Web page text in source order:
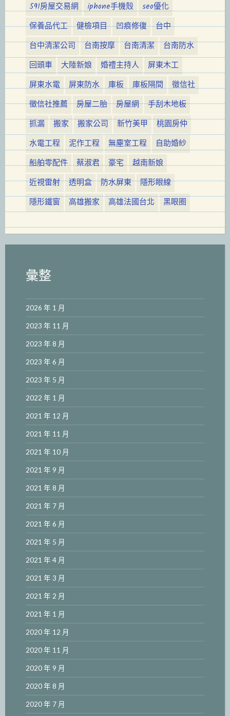
591房屋交易網 iphone手機殼
seo優化
保養品代工
健檢項目 凹痕修復
台中
台中清潔公司
台南按摩 台南清潔
台南防水
回頭車
大陸新娘 婚禮主持人
屏東木工
屏東水電
屏東防水 庫板 庫板隔間
徵信社
徵信社推薦
房屋二胎 房屋網
手刮木地板
抓漏
搬家 搬家公司 新竹美甲
桃園房仲
水電工程
泥作工程 無塵室工程
自助婚紗
船舶零配件
蔡淑君 豪宅
越南新娘
近視雷射
透明盒 防水屏東
隱形眼線
隱形鐵窗
高雄搬家 高雄法國台北 黑眼圈
彙整
2026 年 1 月
2023 年 11 月
2023 年 8 月
2023 年 6 月
2023 年 5 月
2022 年 1 月
2021 年 12 月
2021 年 11 月
2021 年 10 月
2021 年 9 月
2021 年 8 月
2021 年 7 月
2021 年 6 月
2021 年 5 月
2021 年 4 月
2021 年 3 月
2021 年 2 月
2021 年 1 月
2020 年 12 月
2020 年 11 月
2020 年 9 月
2020 年 8 月
2020 年 7 月